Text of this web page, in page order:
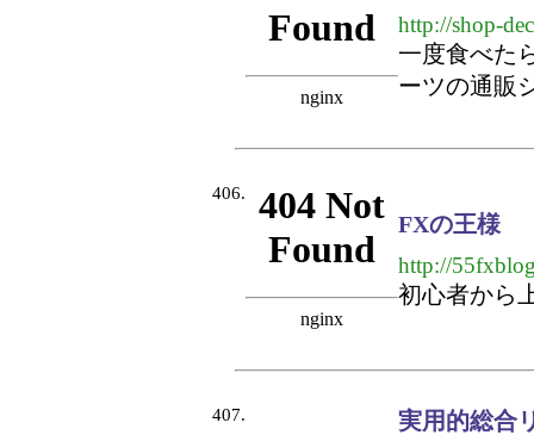
http://shop-
一度食べた
ーツの通販
406.
FXの王様
http://
初心者から
407. 実用的総合